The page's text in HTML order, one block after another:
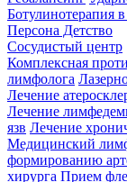
Ботулинотерапия
Персона Детство
Сосудистый центр
Комплексная
лимфолога
Лечение
Лечение
язв Лечение
Медицинский
формированию
хирурга Прием